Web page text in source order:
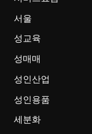
서울
성교육
성매매
성인산업
성인용품
세분화